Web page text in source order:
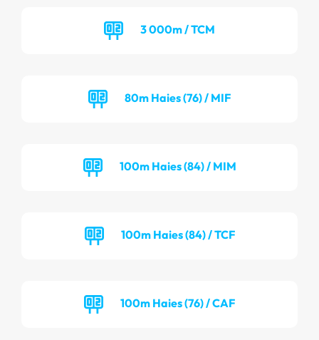
3 000m / TCM
80m Haies (76) / MIF
100m Haies (84) / MIM
100m Haies (84) / TCF
100m Haies (76) / CAF